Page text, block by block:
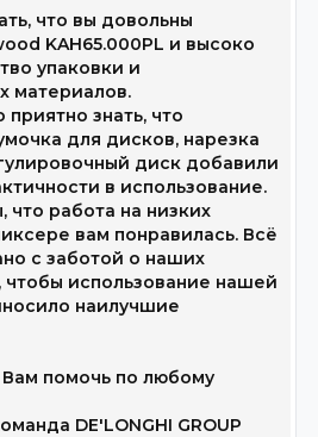
что вы довольны
KAH65.000PL и высоко
упаковки и
материалов.
знать, что
для дисков, нарезка
диск добавили
в использование.
работа на низких
вам понравилась. Всё
с заботой о наших
чтобы использование нашей
наилучшие
помочь по любому
DE'LONGHI GROUP